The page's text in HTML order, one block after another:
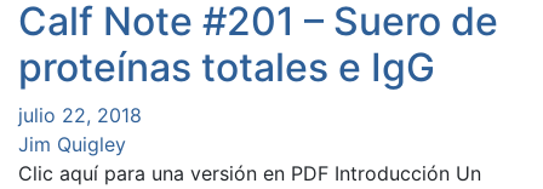
Calf Note #201 – Suero de
proteínas totales e IgG
julio 22, 2018
Jim Quigley
Clic aquí para una versión en PDF Introducción Un